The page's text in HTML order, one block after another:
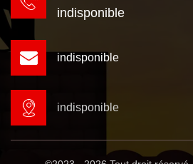
indisponible
indisponible
indisponible